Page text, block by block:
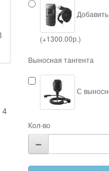
4
(+1300.00р.)
Выносная тангента
С
Кол-во